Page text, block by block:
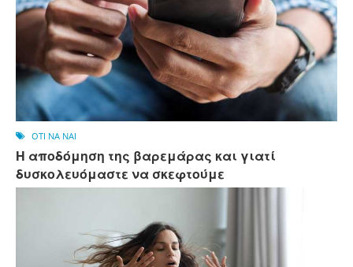
OTI NA NAI
Η αποδόμηση της βαρεμάρας και γιατί
δυσκολευόμαστε να σκεφτούμε